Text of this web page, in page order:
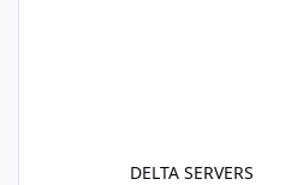
DELTA SERVERS